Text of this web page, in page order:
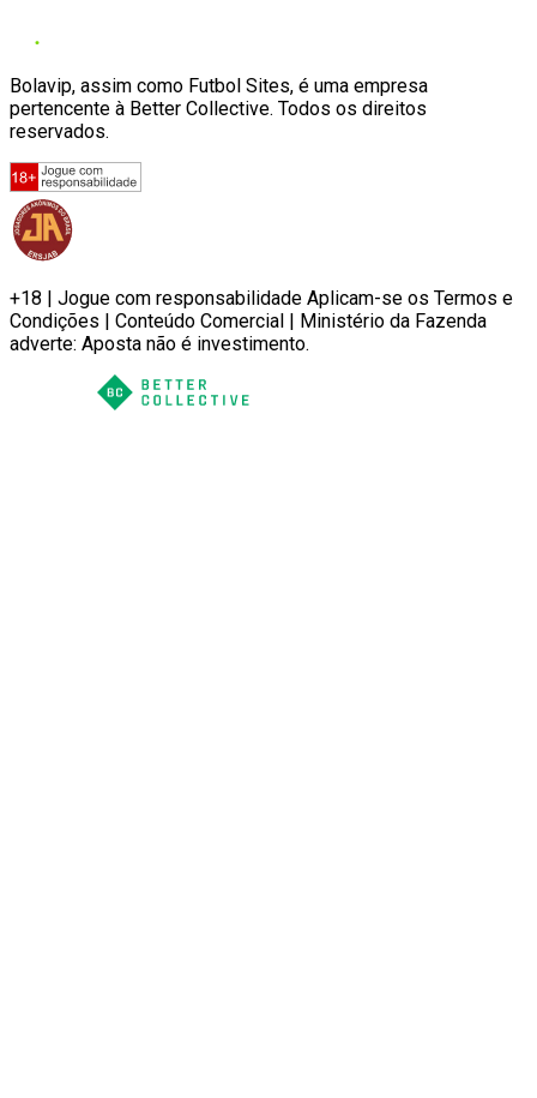
Bolavip, assim como Futbol Sites, é uma empresa
pertencente à Better Collective. Todos os direitos
reservados.
+18 | Jogue com responsabilidade Aplicam-se os Termos e
Condições | Conteúdo Comercial | Ministério da Fazenda
adverte: Aposta não é investimento.